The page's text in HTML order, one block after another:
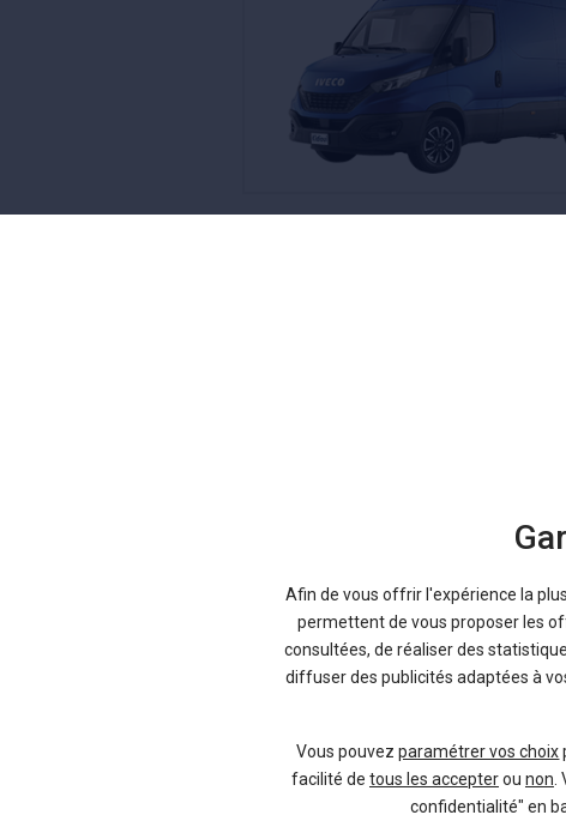
Utilisez nos filtres rapides pour ne
Afin de vous offrir l'expérience la
permettent de vous proposer les
consultées, de réaliser des
diffuser des publicités adaptées à
Vous pouvezparamétrer vos choix
facilité de tous les accepterou non
confidentialité" en